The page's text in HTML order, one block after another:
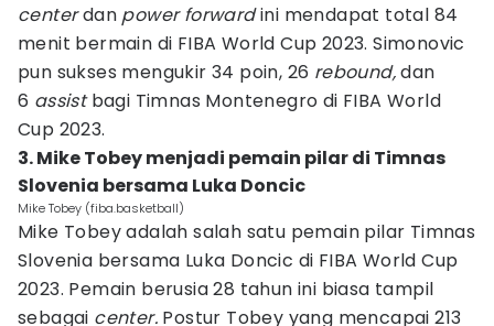
centerdan power forwardini mendapat total 84
menit bermain di FIBA World Cup 2023. Simonovic
pun sukses mengukir 34 poin, 26 rebound,dan
6 assistbagi Timnas Montenegro di FIBA World
Cup 2023.
3. Mike Tobey menjadi pemain pilar di Timnas
Slovenia bersama Luka Doncic
Mike Tobey (fiba.basketball)
Mike Tobey adalah salah satu pemain pilar Timnas
Slovenia bersama Luka Doncic di FIBA World Cup
2023. Pemain berusia 28 tahun ini biasa tampil
sebagai center. Postur Tobey yang mencapai 213